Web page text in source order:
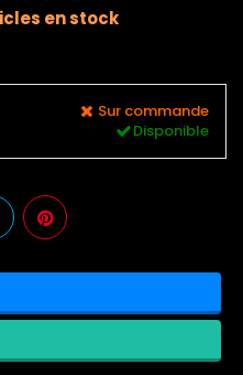
en stock
Sur commande
Disponible